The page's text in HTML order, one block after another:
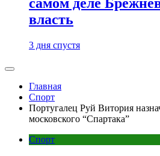
власть
3 дня спустя
Главная
Спорт
Португалец Руй Витория
московского “Спартака”
Спорт